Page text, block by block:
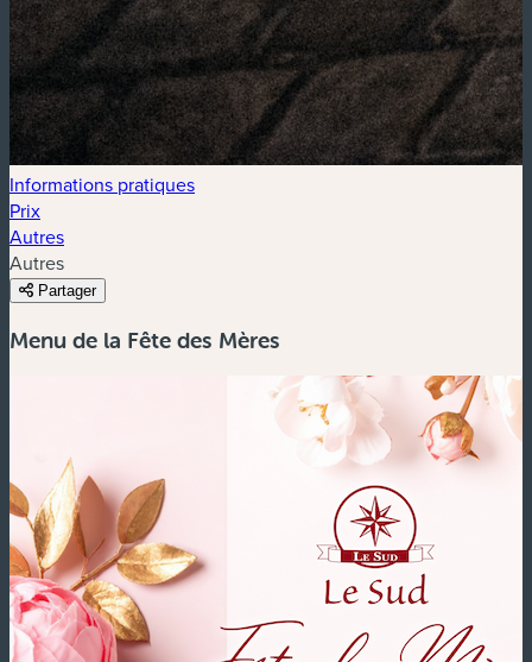
Informations pratiques
Prix
Autres
Autres
Partager
Menu de la Fête des Mères